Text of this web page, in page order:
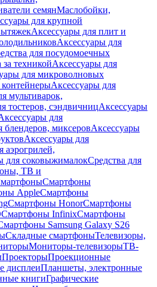
семянМаслобойки,
для крупной
Аксессуары для плит и
Аксессуары для
для посудомоечных
за техникойАксессуары для
для микроволновых
Аксессуары для
мультиварок,
тостеров, сэндвичницАксессуары
для
блендеров, миксеровАксессуары
Аксессуары для
аэрогрилей,
для соковыжималокСредства для
ТВ и
Смартфоны
AppleСмартфоны
Смартфоны HonorСмартфоны
Смартфоны InfinixСмартфоны
Samsung Galaxy S26
Складные смартфоныТелевизоры,
Мониторы-телевизорыТВ-
ПроекторыПроекционные
дисплеиПланшеты, электронные
книгиГрафические